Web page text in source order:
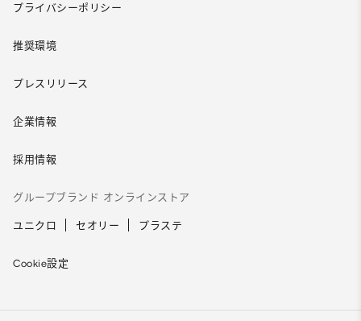
プライバシーポリシー
推奨環境
プレスリリース
企業情報
採用情報
グループブランド オンラインストア
ユニクロ セオリー プラステ
Cookie設定